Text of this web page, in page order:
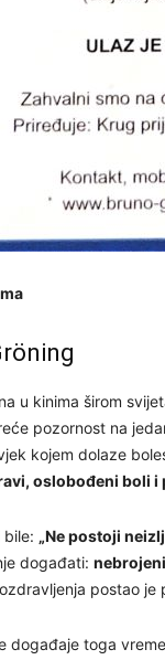
u kinima širom
pozornost na
kojem dolaze
oslobođeni boli i
bile: „Ne postoji
događati:
postao je
događaje toga